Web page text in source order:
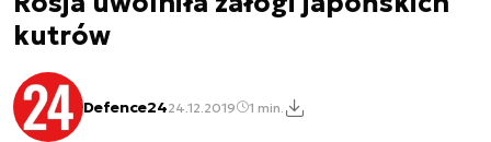
kutrów
Defence2424.12.2019 1 min.